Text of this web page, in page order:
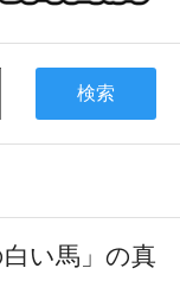
検索
い馬」の真